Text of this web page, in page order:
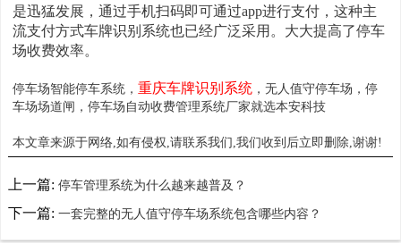
是迅猛发展，通过手机扫码即可通过app进行支付，这种主
流支付方式车牌识别系统也已经广泛采用。大大提高了停车
场收费效率。
停车场智能停车系统， 重庆车牌识别系统 ，无人值守停车场，停
车场场道闸，停车场自动收费管理系统厂家就选本安科技
本文章来源于网络,如有侵权,请联系我们,我们收到后立即删除,谢谢!
上一篇: 停车管理系统为什么越来越普及？
下一篇: 一套完整的无人值守停车场系统包含哪些内容？